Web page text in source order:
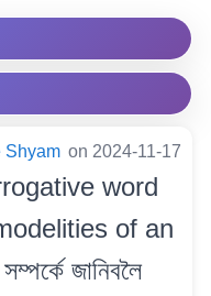
Shyam on 2024-11-17
word
of an
জানিবলৈ